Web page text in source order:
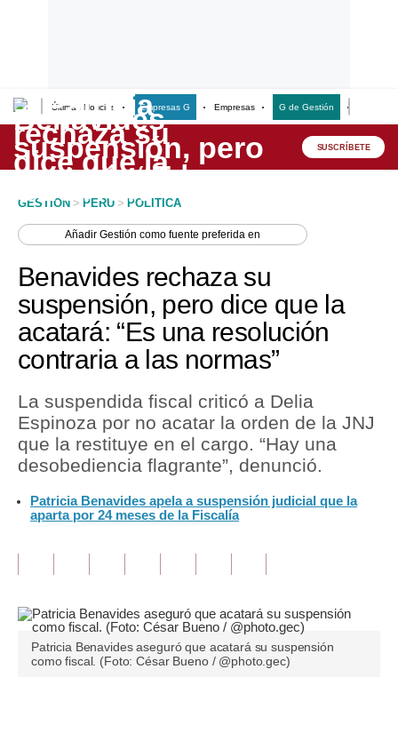
Últimas Noticias Empresas G Empresas G de Gestión
Lo último
Peru Quiosco
Economía
Mercados
Perú
Política
Tu Dinero
Finanzas Personales
Inmobiliarias
Opinión
Editorial
Pregunta de hoy
SUSCRÍBETE
GESTION > PERU > POLITICA
AñadirGestión como fuente preferida en
Benavides rechaza su
suspensión, pero dice que la
acatará: “Es una resolución
contraria a las normas”
La suspendida fiscal criticó a Delia
Espinoza por no acatar la orden de la JNJ
que la restituye en el cargo. “Hay una
desobediencia flagrante”, denunció.
Patricia Benavides apela a suspensión judicial que la
aparta por 24 meses de la Fiscalía
Patricia Benavides aseguró que acatará su suspensión
como fiscal. (Foto: César Bueno / @photo.gec)